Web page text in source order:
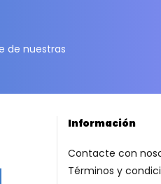
de nuestras
Información
Contacte con
Términos y